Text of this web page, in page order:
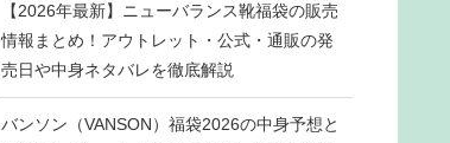
【2026年最新】ニューバランス靴福袋の販売
情報まとめ！アウトレット・公式・通販の発
売日や中身ネタバレを徹底解説
バンソン（VANSON）福袋2026の中身予想と